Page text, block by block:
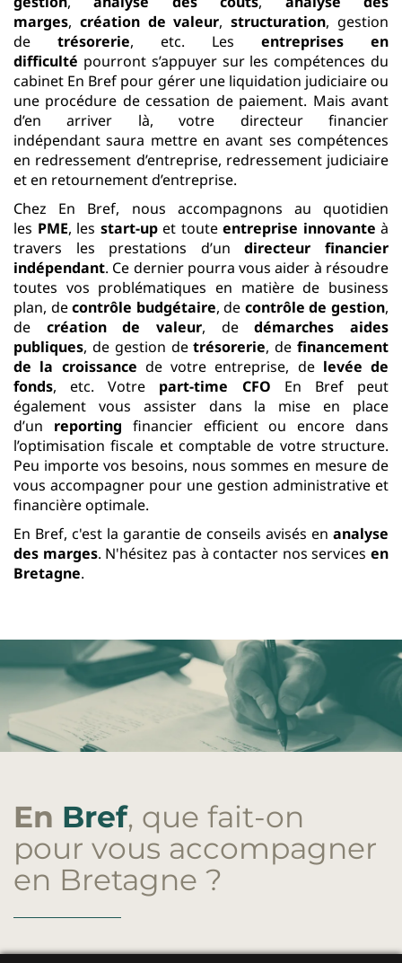
marges, création de valeur,structuration, gestion
de trésorerie, etc. Les entreprises en
difficulté pourront s’appuyer sur les compétences du
cabinet En Bref pour gérer une liquidation judiciaire ou
une procédure de cessation de paiement. Mais avant
d’en arriver là, votre directeur financier
indépendant saura mettre en avant ses compétences
en redressement d’entreprise, redressement judiciaire
et en retournement d’entreprise.
Chez En Bref, nous accompagnons au quotidien
les PME, les start-upet toute entreprise innovante à
travers les prestations d’undirecteur financier
indépendant. Ce dernier pourra vous aider à résoudre
toutes vos problématiques en matière de business
plan, decontrôle budgétaire, de contrôle de gestion,
de création de valeur, dedémarches aides
publiques, de gestion detrésorerie, definancement
de la croissance de votre entreprise, de levée de
fonds, etc. Votre part-time CFO En Bref peut
également vous assister dans la mise en place
d’un reporting financier efficient ou encore dans
l’optimisation fiscale et comptable de votre structure.
Peu importe vos besoins, nous sommes en mesure de
vous accompagner pour une gestion administrative et
financière optimale.
En Bref, c'est la garantie de conseils avisés en analyse
des marges. N'hésitez pas à contacter nos services en
Bretagne.
En Bref, que fait-on
pour vous accompagner
en Bretagne ?